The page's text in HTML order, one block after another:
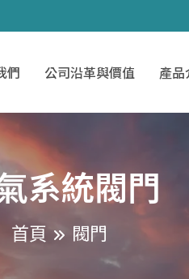
們 公司沿革與價值 產品
系統閥門
首頁 閥門